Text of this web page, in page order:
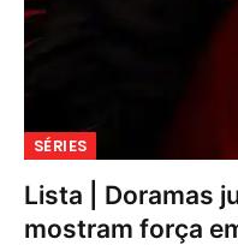
SÉRIES
Lista | Doramas
mostram força